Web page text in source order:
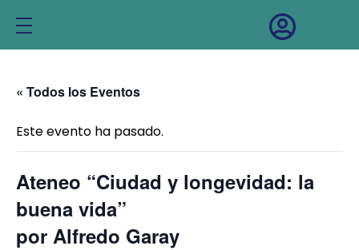
INICIO
INSTITUTO IADELA
INVESTIGACIÓN
Buenas prácticas para mayores
Igualdad de género y diversidad
CONTACTO
« Todos los Eventos
Este evento ha pasado.
Ateneo “Ciudad y longevidad: la
buena vida”
por Alfredo Garay